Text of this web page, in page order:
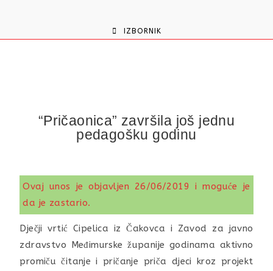
IZBORNIK
“Pričaonica” završila još jednu
pedagošku godinu
Ovaj unos je objavljen 26/06/2019 i moguće je
da je zastario.
Dječji vrtić Cipelica iz Čakovca i Zavod za javno
zdravstvo Međimurske županije godinama aktivno
promiču čitanje i pričanje priča djeci kroz projekt